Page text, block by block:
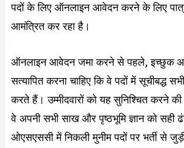
पदों के लिए ऑनलाइन आवेदन करने के लिए पात्र
आमंत्रित कर रहा है।
ऑनलाइन आवेदन जमा करने से पहले, इच्छुक
सत्यापित करना चाहिए कि वे पदों में सूचीबद्ध
करते हैं। उम्मीदवारों को यह सुनिश्चित करने
वे अपनी सभी साख और पृष्ठभूमि ज्ञान को सही
ओएसएससी में निकली मुनीम पदों पर भर्ती से जुड़ी